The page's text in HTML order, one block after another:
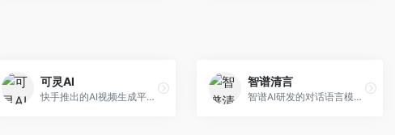
可灵AI
快手推出的AI视频生成平台，支持文生视频和图生视频，可生成长达2分钟的高质量视频内容。面向短视频创作者和营销人员，操作简便，生成效果逼真，适合商业推广和创意表达。
智谱清言
智谱AI研发的对话语言模型，支持中英双语交互。面向中文用户和开发者，提供知识问答、代码编写、文档解读等服务，开源生态完善，学术研究背景深厚。